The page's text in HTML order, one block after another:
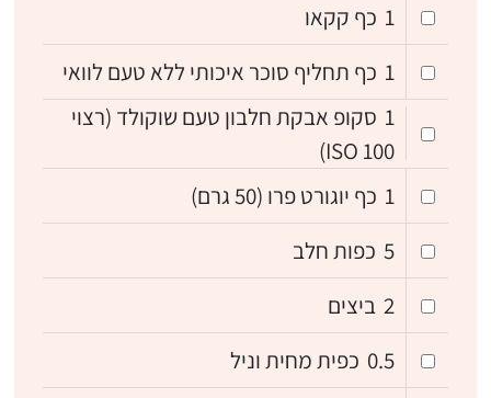
1 כף קקאו
1 כף תחליף סוכר איכותי ללא טעם לוואי
1 סקופ אבקת חלבון טעם שוקולד (רצוי
ISO 100)
1 כף יוגורט פרו (50 גרם)
5 כפות חלב
2 ביצים
0.5 כפית מחית וניל